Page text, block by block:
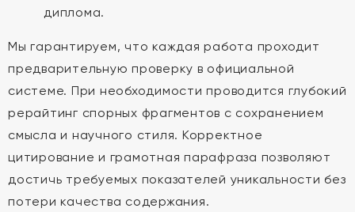
диплома.
Мы гарантируем, что каждая работа проходит
предварительную проверку в официальной
системе. При необходимости проводится глубокий
рерайтинг спорных фрагментов с сохранением
смысла и научного стиля. Корректное
цитирование и грамотная парафраза позволяют
достичь требуемых показателей уникальности без
потери качества содержания.